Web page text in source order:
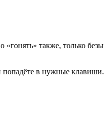
также, только
попадёте в нужные